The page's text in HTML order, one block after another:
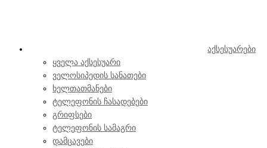
აქსესუარები
ყველა აქსესუარი
ველოსიპედის სანათები
ხელთათმანები
ტელეფონის ჩასადებები
გრიფსები
ტელეფონის სამაგრი
დამცავები